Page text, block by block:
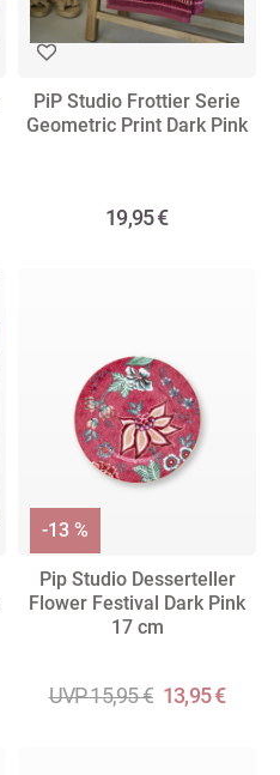
PiP Studio Frottier Serie
Geometric Print Dark Pink
19,95 €
Pip Studio Desserteller
Flower Festival Dark Pink
17 cm
UVP 15,95 € 13,95 €
-13 %